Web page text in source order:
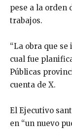
pese a la orden
trabajos.
“La obra que
cual fue
Públicas
cuenta de X.
El Ejecutivo
en “un nuevo